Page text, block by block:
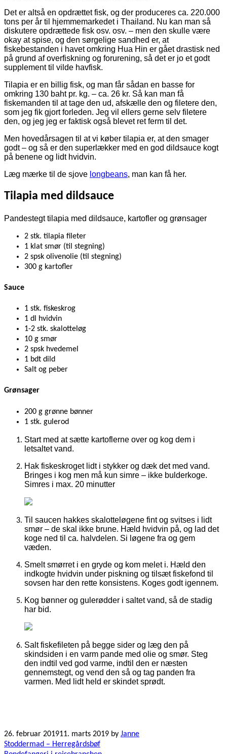
Det er altså en opdrættet fisk, og der produceres ca. 220.000
tons per år til hjemmemarkedet i Thailand. Nu kan man så
diskutere opdrættede fisk osv. osv. – men den skulle være
okay at spise, og den sørgelige sandhed er, at
fiskebestanden i havet omkring Hua Hin er gået drastisk ned
på grund af overfiskning og forurening, så det er jo et godt
supplement til vilde havfisk.
Tilapia er en billig fisk, og man får sådan en basse for
omkring 130 baht pr. kg. – ca. 26 kr. Så kan man få
fiskemanden til at tage den ud, afskælle den og filetere den,
som jeg fik gjort forleden. Jeg vil ellers gerne selv filetere
den, og jeg jeg er faktisk også blevet ret ferm til det.
Men hovedårsagen til at vi køber tilapia er, at den smager
godt – og så er den superlækker med en god dildsauce kogt
på benene og lidt hvidvin.
Læg mærke til de sjove longbeans, man kan få her.
Tilapia med dildsauce
Pandestegt tilapia med dildsauce, kartofler og grønsager
2 stk. tilapia fileter
1 klat smør (til stegning)
2 spsk olivenolie (til stegning)
300 g kartofler
Sauce
1 stk. fiskeskrog
1 dl hvidvin
1-2 stk. skalotteløg
10 g smør
2 spsk hvedemel
1 bdt dild
Salt og peber
Grønsager
200 g grønne bønner
1 stk. gulerod
Start med at sætte kartoflerne over og kog dem i
letsaltet vand.
Hak fiskeskroget lidt i stykker og dæk det med vand.
Bringes i kog men må kun simre – ikke bulderkoge.
Simres i max. 20 minutter
Til saucen hakkes skalotteløgene fint og svitses i lidt
smør – de skal ikke brune. Hæld hvidvin på, og lad det
koge ned til ca. halvdelen. Si løgene fra og gem
væden.
Smelt smørret i en gryde og kom melet i. Hæld den
indkogte hvidvin under piskning og tilsæt fiskefond til
sovsen har den rette konsistens. Koges godt igennem.
Kog bønner og gulerødder i saltet vand, så de stadig
har bid.
Salt fiskefileten på begge sider og læg den på
skindsiden i en varm pande med olie og smør. Steg
den indtil ved god varme, indtil den er næsten
gennemstegt, og vend den så og tag panden fra
varmen. Med lidt held er skindet sprødt.
26. februar 201911. marts 2019 by Janne
Indlægsnavigation
Stoddermad – Herregårdsbøf